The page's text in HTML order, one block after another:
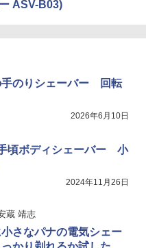
ASV-B03)
手のりシェーバー 回転
2026年6月10日
頃ボディシェーバー 小
2024年11月26日
蔵 靖志
さなパナの電気シェー